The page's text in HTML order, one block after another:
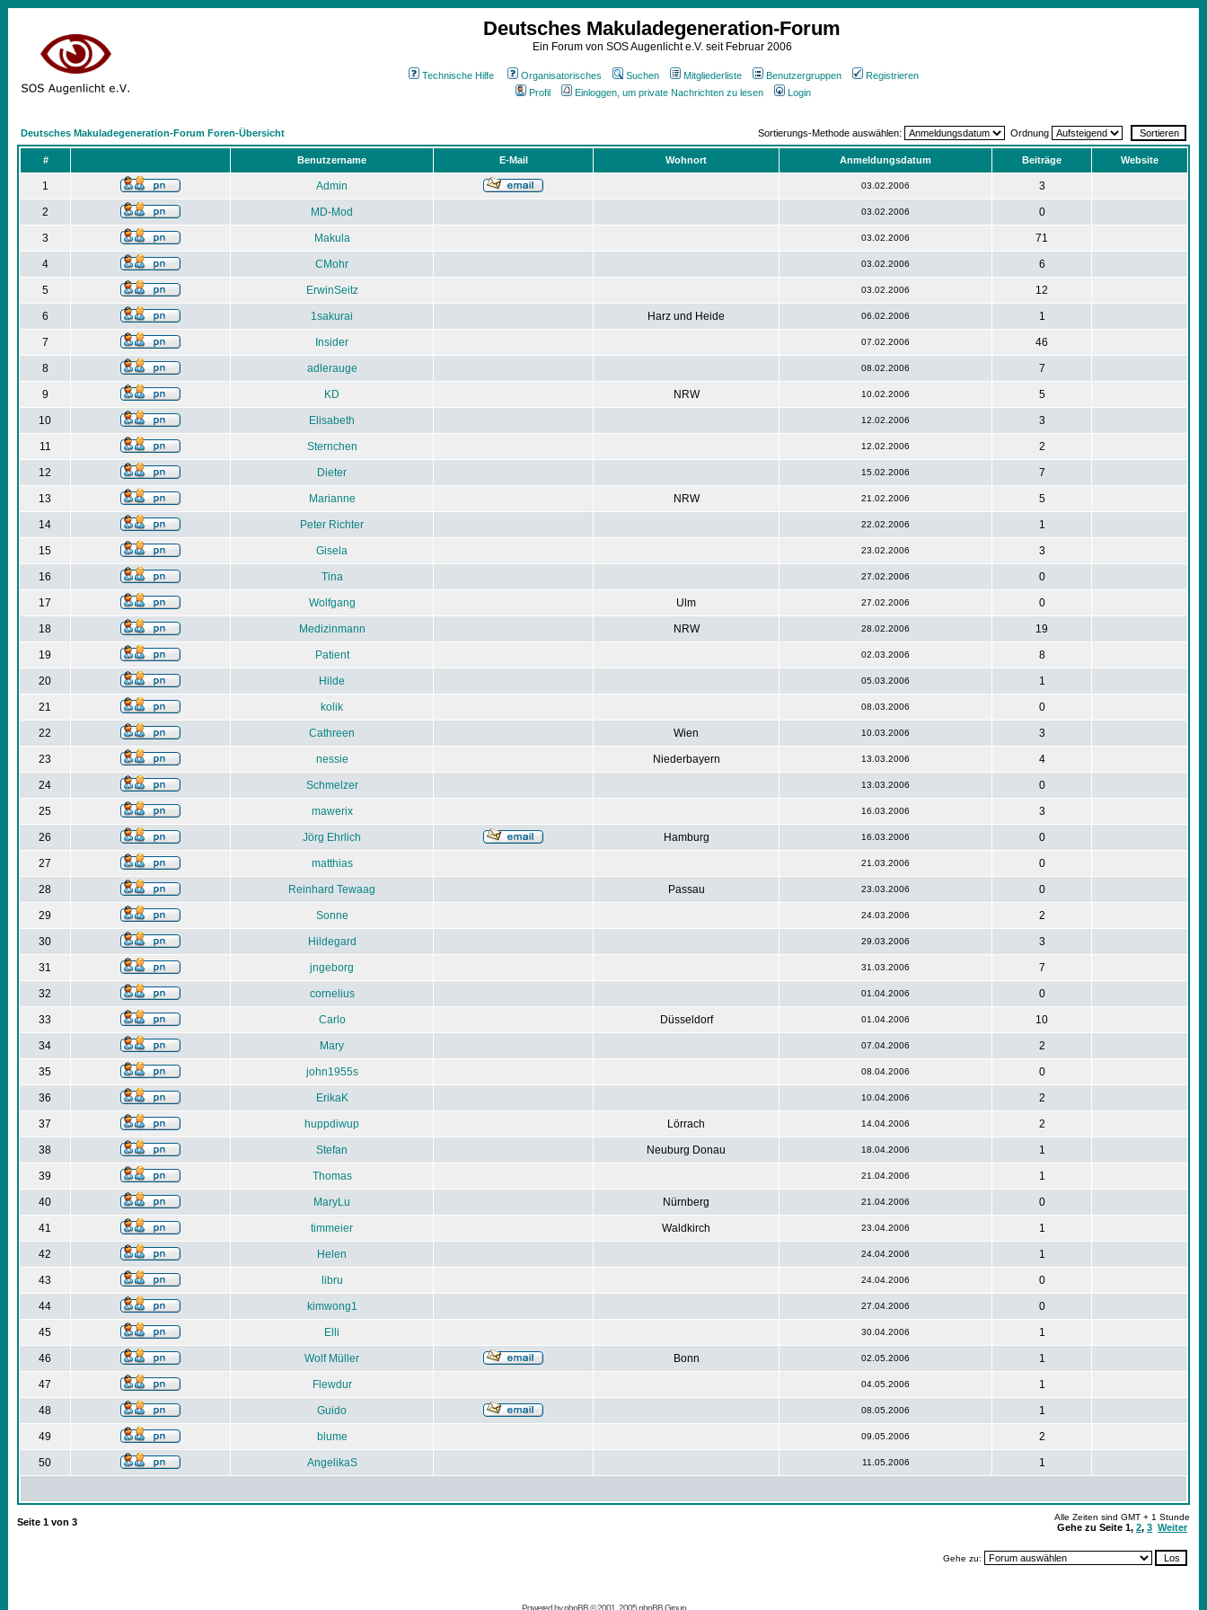
Deutsches Makuladegeneration-Forum
Ein Forum von SOS Augenlicht e.V. seit Februar 2006
Technische Hilfe Organisatorisches Suchen Mitgliederliste Benutzergruppen
Registrieren
Profil
Einloggen, um private Nachrichten zu lesen Login
Deutsches Makuladegeneration-Forum Foren-Übersicht Sortierungs-Methode auswählen: Ordnung
# Benutzername E-Mail Wohnort Anmeldungsdatum Beiträge Website
1 Admin 03.02.2006 3
2 MD-Mod 03.02.2006 0
3 Makula 03.02.2006 71
4 CMohr 03.02.2006 6
5 ErwinSeitz 03.02.2006 12
6 1sakurai Harz und Heide 06.02.2006 1
7 Insider 07.02.2006 46
8 adlerauge 08.02.2006 7
9 KD NRW 10.02.2006 5
10 Elisabeth 12.02.2006 3
11 Sternchen 12.02.2006 2
12 Dieter 15.02.2006 7
13 Marianne NRW 21.02.2006 5
14 Peter Richter 22.02.2006 1
15 Gisela 23.02.2006 3
16 Tina 27.02.2006 0
17 Wolfgang Ulm 27.02.2006 0
18 Medizinmann NRW 28.02.2006 19
19 Patient 02.03.2006 8
20 Hilde 05.03.2006 1
21 kolik 08.03.2006 0
22 Cathreen Wien 10.03.2006 3
23 nessie Niederbayern 13.03.2006 4
24 Schmelzer 13.03.2006 0
25 mawerix 16.03.2006 3
26 Jörg Ehrlich Hamburg 16.03.2006 0
27 matthias 21.03.2006 0
28 Reinhard Tewaag Passau 23.03.2006 0
29 Sonne 24.03.2006 2
30 Hildegard 29.03.2006 3
31 jngeborg 31.03.2006 7
32 cornelius 01.04.2006 0
33 Carlo Düsseldorf 01.04.2006 10
34 Mary 07.04.2006 2
35 john1955s 08.04.2006 0
36 ErikaK 10.04.2006 2
37 huppdiwup Lörrach 14.04.2006 2
38 Stefan Neuburg Donau 18.04.2006 1
39 Thomas 21.04.2006 1
40 MaryLu Nürnberg 21.04.2006 0
41 timmeier Waldkirch 23.04.2006 1
42 Helen 24.04.2006 1
43 libru 24.04.2006 0
44 kimwong1 27.04.2006 0
45 Elli 30.04.2006 1
46 Wolf Müller Bonn 02.05.2006 1
47 Flewdur 04.05.2006 1
48 Guido 08.05.2006 1
49 blume 09.05.2006 2
50 AngelikaS 11.05.2006 1
Seite 1 von 3 Alle Zeiten sind GMT + 1 Stunde
Gehe zu Seite 1, 2, 3 Weiter
Gehe zu:
Powered byphpBB© 2001, 2005 phpBB Group